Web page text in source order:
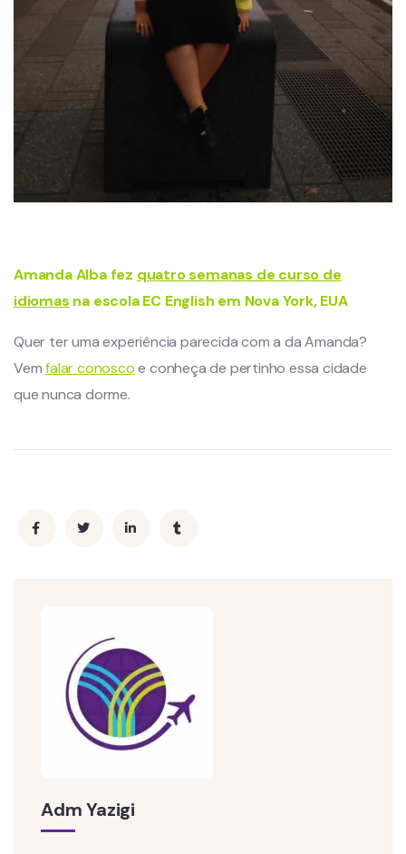
Amanda Alba fez quatro semanas de curso de
idiomas na escola EC English em Nova York, EUA
Quer ter uma experiência parecida com a da Amanda?
Vemfalar conoscoe conheça de pertinho essa cidade
que nunca dorme.
Adm Yazigi